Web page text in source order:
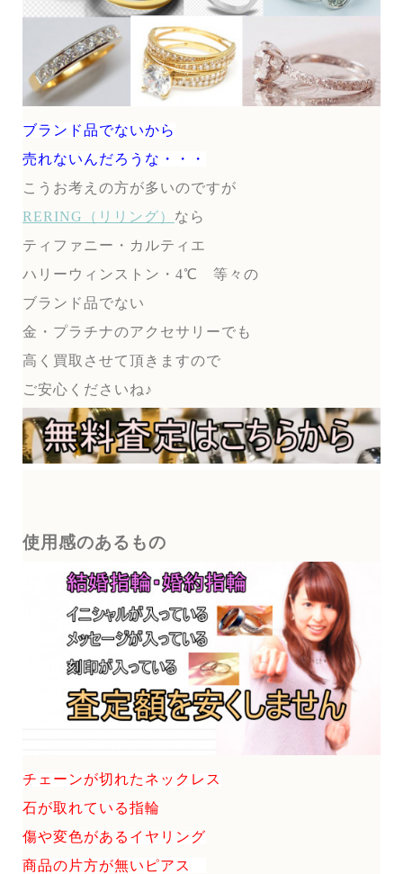
ブランド品でないから
売れないんだろうな・・・
こうお考えの方が多いのですが
RERING（リリング） なら
ティファニー・カルティエ
ハリーウィンストン・4℃ 等々の
ブランド品でない
金・プラチナのアクセサリーでも
高く買取させて頂きますので
ご安心くださいね♪
使用感のあるもの
チェーンが切れたネックレス
石が取れている指輪
傷や変色があるイヤリング
商品の片方が無いピアス